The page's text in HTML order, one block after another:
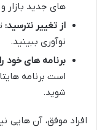
های جدید بازار
از تغییر نترسید:
نوآوری ببینید.
برنامه های خود
است برنامه
شوید.
افراد موفق، آن هایی